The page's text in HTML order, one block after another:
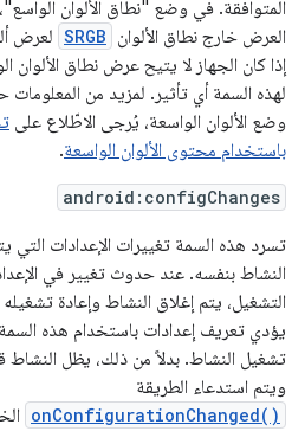
المتوافقة. في وضع "نطاق الألوان
العرض خارج نطاق الألوان SRGB لعرض
إذا كان الجهاز لا يتيح عرض نطاق الألوان
لهذه السمة أي تأثير. لمزيد من
وضع الألوان الواسعة، يُرجى الاطّلاع على
باستخدام محتوى الألوان الواسعة.
android:configChanges
تسرد هذه السمة تغييرات الإعدادات التي
النشاط بنفسه. عند حدوث تغيير في
التشغيل، يتم إغلاق النشاط وإعادة تشغيله
يؤدي تعريف إعدادات باستخدام هذه السمة
تشغيل النشاط. بدلاً من ذلك، يظل النشاط
ويتم استدعاء الطريقة
onConfigurationChanged()